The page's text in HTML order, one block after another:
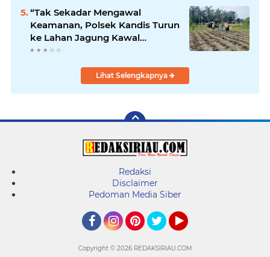
“Tak Sekadar Mengawal
Keamanan, Polsek Kandis Turun
ke Lahan Jagung Kawal
Ketahanan Pangan
Lihat Selengkapnya
Redaksi
Disclaimer
Pedoman Media Siber
Copyright © 2026 REDAKSIRIAU.COM